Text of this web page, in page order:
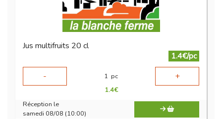
Jus multifruits 20 cl
1.4€/pc
-
1 pc +
1.4€
Réception le
samedi 08/08 (10:00)